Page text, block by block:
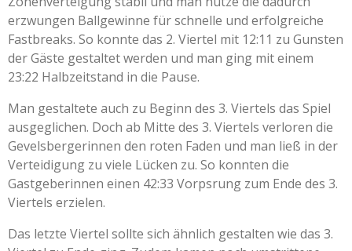
erzwungen Ballgewinne für schnelle und erfolgreiche
Fastbreaks. So konnte das 2. Viertel mit 12:11 zu Gunsten
der Gäste gestaltet werden und man ging mit einem
23:22 Halbzeitstand in die Pause.
Man gestaltete auch zu Beginn des 3. Viertels das Spiel
ausgeglichen. Doch ab Mitte des 3. Viertels verloren die
Gevelsbergerinnen den roten Faden und man ließ in der
Verteidigung zu viele Lücken zu. So konnten die
Gastgeberinnen einen 42:33 Vorpsrung zum Ende des 3.
Viertels erzielen.
Das letzte Viertel sollte sich ähnlich gestalten wie das 3.